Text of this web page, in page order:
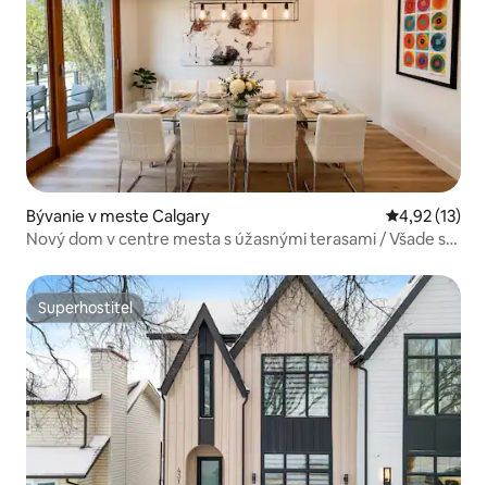
Bývanie v meste Calgary Priemerné
4,92 (13)
Nový dom v centre mesta s úžasnými terasami / Všade sa
Superhostiteľ
Superhostiteľ